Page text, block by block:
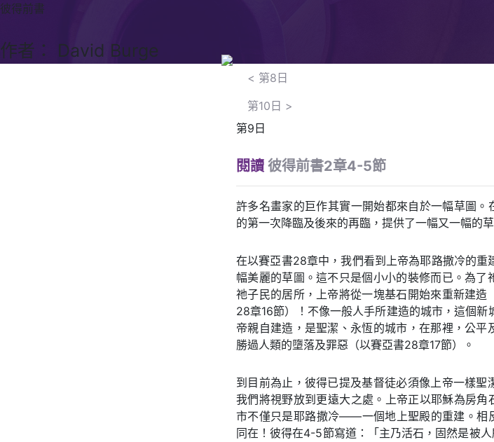
彼得前書
作者： David Burge
< 第8日
第10日 >
第9日
閱讀 彼得前書2章4-5節
許多名畫家的巨作其實一開始都來自於一幅草圖
的第一次降臨及後來的再臨，提供了一幅又一幅的草
在以賽亞書28章中，我們看到上帝為耶路撒冷的重
幅美麗的草圖。這不只是個小小的裝修而已。為了
祂子民的居所，上帝將從一塊基石開始來重新建造
28章16節）！不像一般人手所建造的城市，這個新
帝親自建造，是聖潔、永恆的城市，在那裡，公平
勝過人類的墮落及罪惡（以賽亞書28章17節）。
到目前為止，彼得已提及基督徒必須像上帝一樣聖
我們將視野放到更遠大之處。上帝正以耶穌為房
市不僅只是耶路撒冷——一個地上聖殿的重建。相
同在！彼得在4-5節寫道：「主乃活石，固然是被